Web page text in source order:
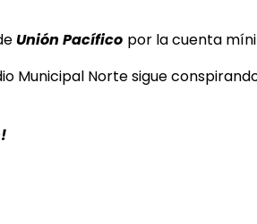
Unión Pacífico por la cuenta
Municipal Norte sigue